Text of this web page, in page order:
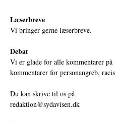
Læserbreve
Vi bringer gerne læserbreve.
Debat
Vi er glade for alle kommentarer
kommentarer for personangreb,
Du kan skrive til os på
redaktion@sydavisen.dk